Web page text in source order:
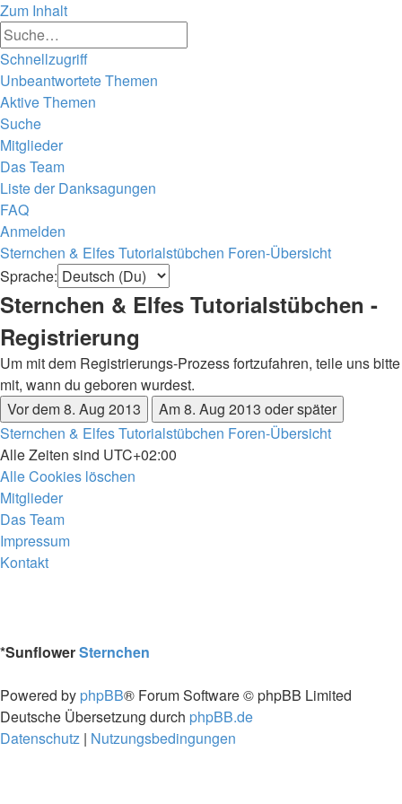
Zum Inhalt
Schnellzugriff
Unbeantwortete Themen
Aktive Themen
Suche
Mitglieder
Das Team
Liste der Danksagungen
FAQ
Anmelden
Sternchen & Elfes Tutorialstübchen Foren-Übersicht
Sprache:
Sternchen & Elfes Tutorialstübchen -
Registrierung
Um mit dem Registrierungs-Prozess fortzufahren, teile uns bitte
mit, wann du geboren wurdest.
Sternchen & Elfes Tutorialstübchen Foren-Übersicht
Alle Zeiten sind UTC+02:00
Alle Cookies löschen
Mitglieder
Das Team
Impressum
Kontakt
*SunflowerSternchen
Powered by phpBB® Forum Software © phpBB Limited
Deutsche Übersetzung durch phpBB.de
Datenschutz | Nutzungsbedingungen